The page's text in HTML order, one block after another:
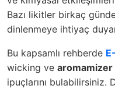
Bazı likitler birkaç
dinlenmeye ihtiyaç
Bu kapsamlı rehberde
wicking ve aromamizer
ipuçlarını bulabilirsiniz.